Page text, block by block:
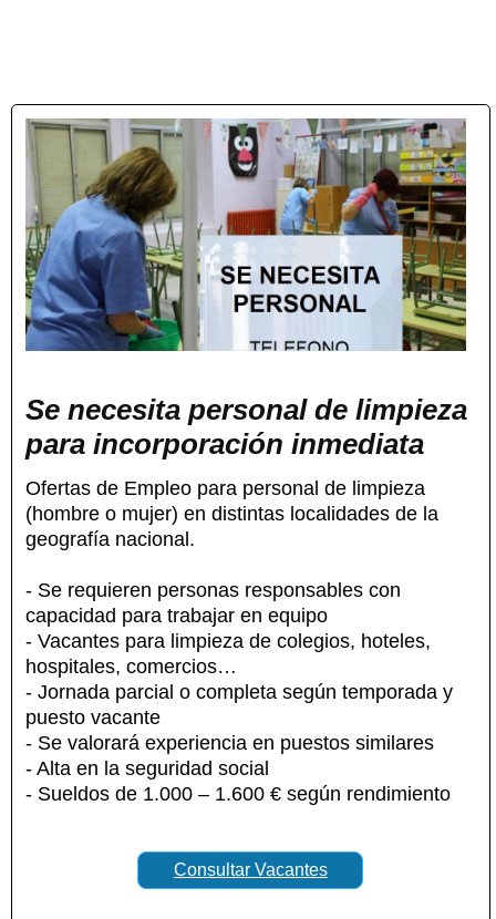
Se necesita personal de limpieza
para incorporación inmediata
Ofertas de Empleo para personal de limpieza
(hombre o mujer) en distintas localidades de la
geografía nacional.
- Se requieren personas responsables con
capacidad para trabajar en equipo
- Vacantes para limpieza de colegios, hoteles,
hospitales, comercios…
- Jornada parcial o completa según temporada y
puesto vacante
- Se valorará experiencia en puestos similares
- Alta en la seguridad social
- Sueldos de 1.000 – 1.600 € según rendimiento
Consultar Vacantes